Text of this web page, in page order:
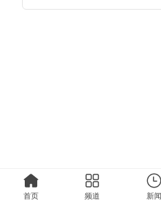
首页 频道 新闻